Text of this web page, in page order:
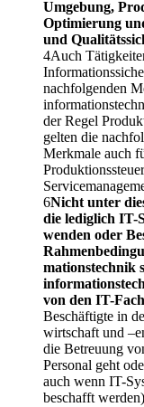
Umgebung,
Optimierung
und
4Auch
nachfolgenden
der Regel
gelten die
Merkmale auch
6Nicht unter
die lediglich IT-
wenden oder
mationstechnik
von den IT-
Beschäftigte in
wirtschaft und
die Betreuung
Personal geht
auch wenn IT-
beschafft